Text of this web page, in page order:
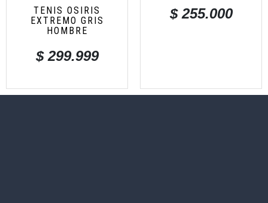
TENIS OSIRIS
EXTREMO GRIS
HOMBRE
$299.999
$255.000